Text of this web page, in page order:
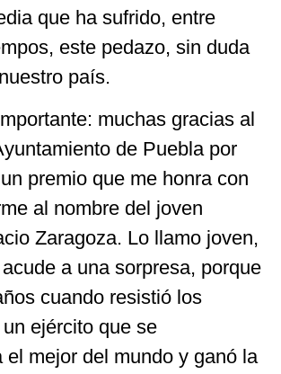
que ha sufrido, entre
este pedazo, sin duda
país.
muchas gracias al
de Puebla por
premio que me honra con
al nombre del joven
Zaragoza. Lo llamo joven,
a una sorpresa, porque
cuando resistió los
ejército que se
el mejor del mundo y ganó la